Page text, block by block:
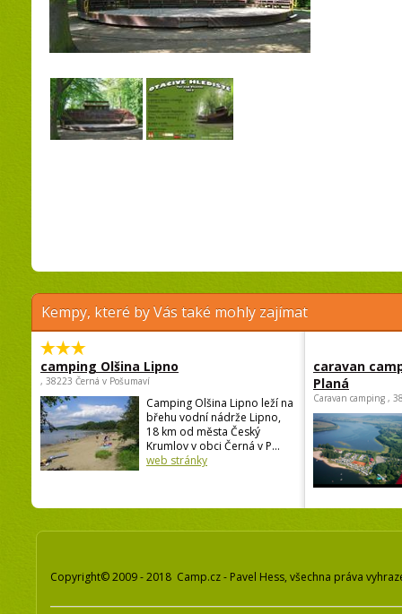
Kempy, které by Vás také mohly zajímat
camping Olšina Lipno
, 38223 Černá v Pošumaví
Camping Olšina Lipno leží na
břehu vodní nádrže Lipno,
18 km od města Český
Krumlov v obci Černá v P...
web stránky
caravan
Planá
Caravan camping ,
Copyright© 2009 - 2018 Camp.cz - Pavel Hess, všechna práva